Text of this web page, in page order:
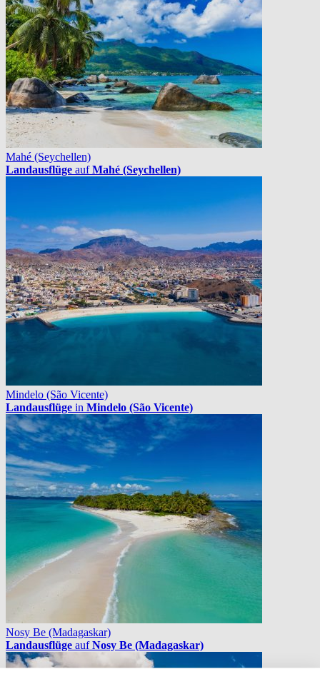
Mahé (Seychellen)
Landausflüge aufMahé (Seychellen)
Mindelo (São Vicente)
Landausflüge in Mindelo (São Vicente)
Nosy Be (Madagaskar)
Landausflüge aufNosy Be (Madagaskar)